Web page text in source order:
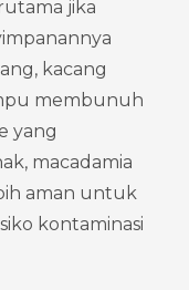
jika
kacang
membunuh
yang
macadamia
aman untuk
kontaminasi